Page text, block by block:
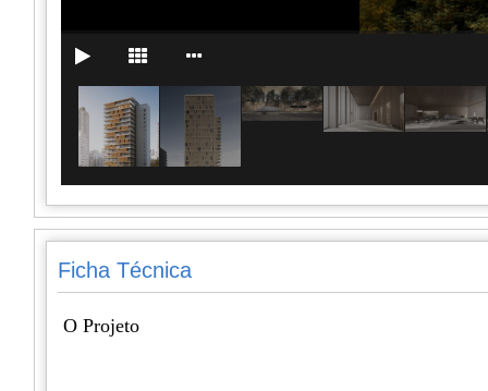
Ficha Técnica
O Projeto